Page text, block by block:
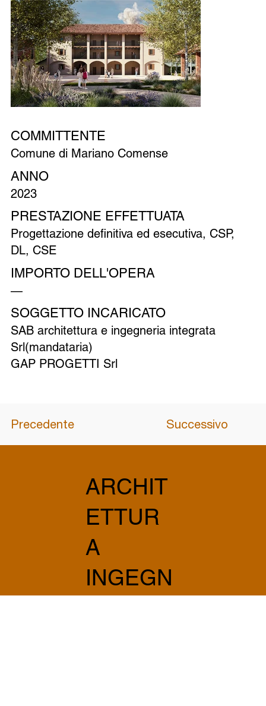
Comune di Mariano Comense
COMMITTENTE
2023
ANNO
Progettazione definitiva ed esecutiva, CSP,
DL, CSE
PRESTAZIONE EFFETTUATA
—
IMPORTO DELL'OPERA
SAB architettura e ingegneria integrata
Srl(mandataria)
GAP PROGETTI Srl
SOGGETTO INCARICATO
tavolato a vista. La superfetazione in mattoni addossata alla parete
sud dell’ex stalla, probabilmente un tempo adibita a pollaio, verrà
demolita e, ricostruito un nuovo volume di identica sagoma,
destinato a contenere serbatoi dell’acqua calda sanitaria, contatori,
batterie di accumulo e inverter. L’esile struttura in acciaio sarà
interamente rivestita, in facciata come in copertura, con lastre
d’acciaio corten (alcune traforate con motivo grafico ripreso dai
mattoni forati della facciata esistente), di dimensione variabile, così
da ricordare le assi di legno delle partizioni esterne dei vecchi fienili.
Nell’ottica della sostenibilità ambientale, a cui è ispirato tutto il
prevedendo un impianto a fluido refrigerante variabile (VRF), ad
consumo di energia primaria senza emissioni climalteranti.
Credits render: Matteo Margutti visual artist
Successivo
Precedente
ARCHIT
ETTUR
A
INGEGN